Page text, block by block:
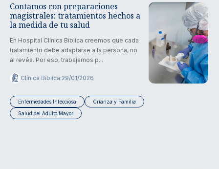
Contamos con preparaciones
magistrales: tratamientos hechos a
la medida de tu salud
En Hospital Clínica Bíblica creemos que cada
tratamiento debe adaptarse a la persona, no
al revés. Por eso, trabajamos p...
Clínica Bíblica·29/01/2026
Enfermedades Infecciosa
Crianza y Familia
Salud del Adulto Mayor